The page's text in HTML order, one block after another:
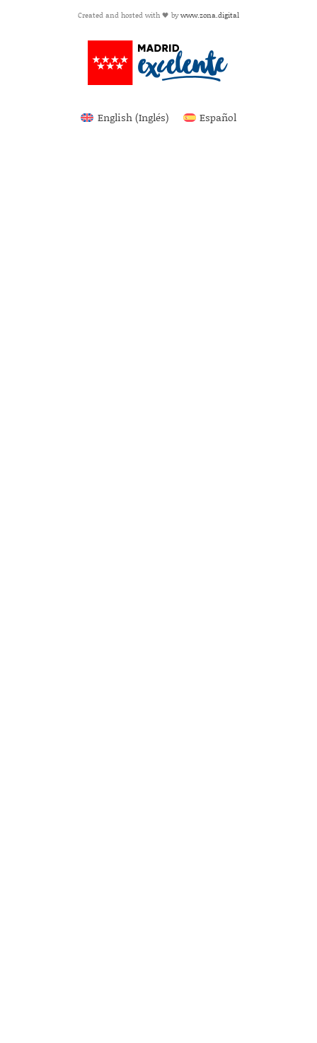
Created and hosted with 🖤 bywww.zona.digital
English(Inglés) Español